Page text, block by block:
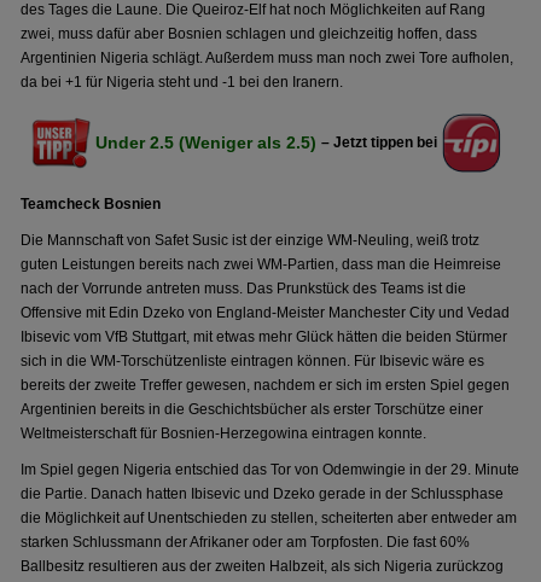
des Tages die Laune. Die Queiroz-Elf hat noch Möglichkeiten auf Rang
zwei, muss dafür aber Bosnien schlagen und gleichzeitig hoffen, dass
Argentinien Nigeria schlägt. Außerdem muss man noch zwei Tore aufholen,
da bei +1 für Nigeria steht und -1 bei den Iranern.
Under 2.5 (Weniger als 2.5) – Jetzt tippen bei
Teamcheck Bosnien
Die Mannschaft von Safet Susic ist der einzige WM-Neuling, weiß trotz
guten Leistungen bereits nach zwei WM-Partien, dass man die Heimreise
nach der Vorrunde antreten muss. Das Prunkstück des Teams ist die
Offensive mit Edin Dzeko von England-Meister Manchester City und Vedad
Ibisevic vom VfB Stuttgart, mit etwas mehr Glück hätten die beiden Stürmer
sich in die WM-Torschützenliste eintragen können. Für Ibisevic wäre es
bereits der zweite Treffer gewesen, nachdem er sich im ersten Spiel gegen
Argentinien bereits in die Geschichtsbücher als erster Torschütze einer
Weltmeisterschaft für Bosnien-Herzegowina eintragen konnte.
Im Spiel gegen Nigeria entschied das Tor von Odemwingie in der 29. Minute
die Partie. Danach hatten Ibisevic und Dzeko gerade in der Schlussphase
die Möglichkeit auf Unentschieden zu stellen, scheiterten aber entweder am
starken Schlussmann der Afrikaner oder am Torpfosten. Die fast 60%
Ballbesitz resultieren aus der zweiten Halbzeit, als sich Nigeria zurückzog